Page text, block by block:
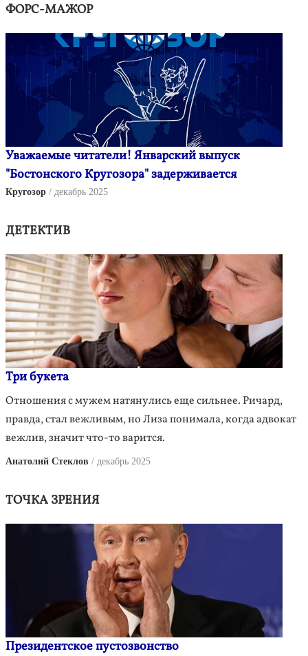
ФОРС-МАЖОР
Уважаемые читатели! Январский выпуск
"Бостонского Кругозора" задерживается
Кругозор декабрь 2025
ДЕТЕКТИВ
Три букета
Отношения с мужем натянулись еще сильнее. Ричард,
правда, стал вежливым, но Лиза понимала, когда адвокат
вежлив, значит что-то варится.
Анатолий Стеклов декабрь 2025
ТОЧКА ЗРЕНИЯ
Президентское пустозвонство